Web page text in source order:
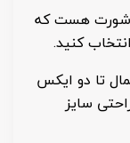
شورت هست که
کنید.
تا دو ایکس
سایز